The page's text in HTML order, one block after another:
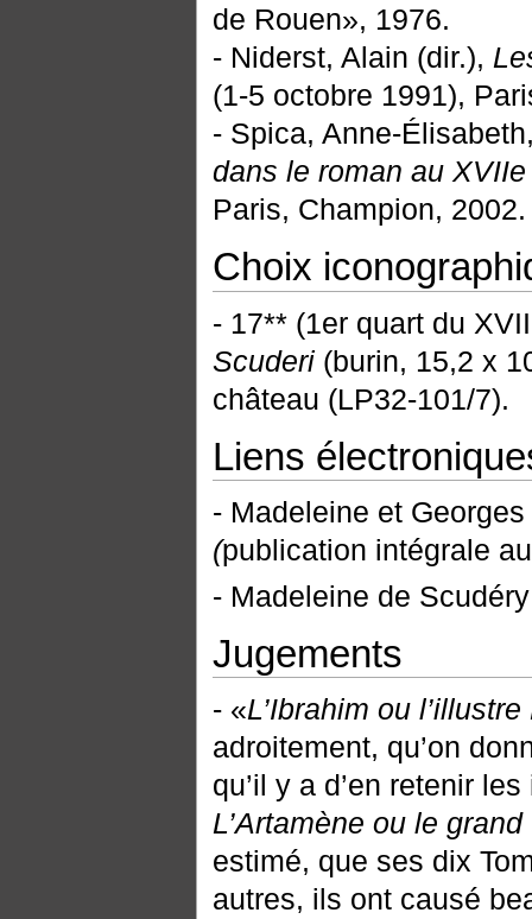
de Rouen», 1976.
- Niderst, Alain (dir.),
(1-5 octobre 1991),
- Spica, Anne-
dans le roman au
Paris, Champion, 2002.
Choix
- 17** (1er quart du
Scuderi(burin, 15,2 x
château (LP32-101/7).
Liens
- Madeleine et
(publication intégrale
- Madeleine de
Jugements
- «L’Ibrahim ou
adroitement, qu’on
qu’il y a d’en retenir
L’Artamène ou le
estimé, que ses dix
autres, ils ont causé